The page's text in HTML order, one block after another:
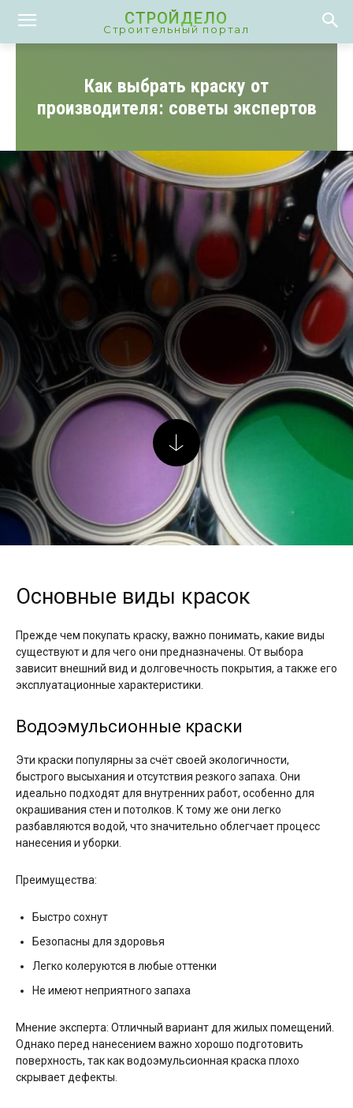
СТРОЙДЕЛО
Строительный портал
Как выбрать краску от
производителя: советы экспертов
Основные виды красок
Прежде чем покупать краску, важно понимать, какие виды
существуют и для чего они предназначены. От выбора
зависит внешний вид и долговечность покрытия, а также его
эксплуатационные характеристики.
Водоэмульсионные краски
Эти краски популярны за счёт своей экологичности,
быстрого высыхания и отсутствия резкого запаха. Они
идеально подходят для внутренних работ, особенно для
окрашивания стен и потолков. К тому же они легко
разбавляются водой, что значительно облегчает процесс
нанесения и уборки.
Преимущества:
Быстро сохнут
Безопасны для здоровья
Легко колеруются в любые оттенки
Не имеют неприятного запаха
Мнение эксперта: Отличный вариант для жилых помещений.
Однако перед нанесением важно хорошо подготовить
поверхность, так как водоэмульсионная краска плохо
скрывает дефекты.